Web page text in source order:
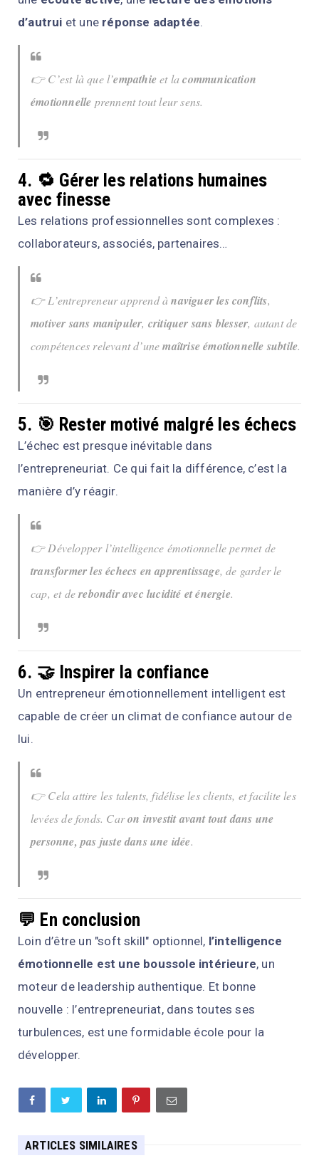
d’autrui et une réponse adaptée.
👉 C’est là que l’empathieet lacommunication
émotionnelle prennent tout leur sens.
4. 🔁 Gérer les relations humaines
avec finesse
Les relations professionnelles sont complexes :
collaborateurs, associés, partenaires…
👉 L’entrepreneur apprend ànaviguer les conflits,
motiver sans manipuler, critiquer sans blesser, autant de
compétences relevant d’unemaîtrise émotionnelle subtile.
5. 🎯 Rester motivé malgré les échecs
L’échec est presque inévitable dans
l’entrepreneuriat. Ce qui fait la différence, c’est la
manière d’y réagir.
👉 Développer l’intelligence émotionnelle permet de
transformer les échecs en apprentissage, de garder le
cap, et derebondir avec lucidité et énergie.
6. 🤝 Inspirer la confiance
Un entrepreneur émotionnellement intelligent est
capable de créer un climat de confiance autour de
lui.
👉 Cela attire les talents, fidélise les clients, et facilite les
levées de fonds. Caron investit avant tout dans une
personne, pas juste dans une idée.
💬 En conclusion
Loin d’être un "soft skill" optionnel, l’intelligence
émotionnelle est une boussole intérieure, un
moteur de leadership authentique. Et bonne
nouvelle : l’entrepreneuriat, dans toutes ses
turbulences, est une formidable école pour la
développer.
ARTICLES SIMILAIRES